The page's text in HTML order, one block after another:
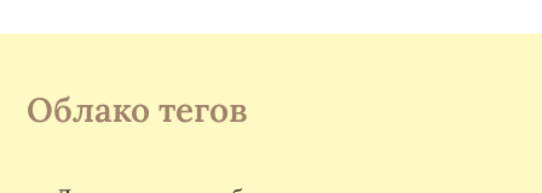
Облако тегов